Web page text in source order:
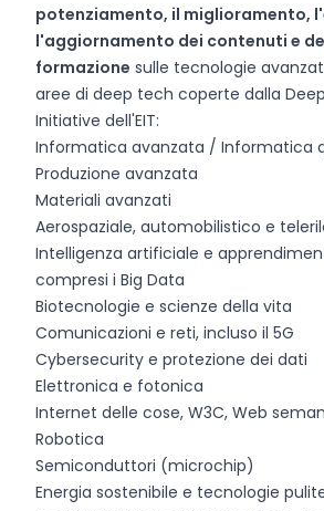
potenziamento, il miglioramento,
l'aggiornamento dei contenuti e
formazione sulle tecnologie
aree di deep tech coperte dalla
Initiative dell'EIT:
Informatica avanzata / Informatica
Produzione avanzata
Materiali avanzati
Aerospaziale, automobilistico e
Intelligenza artificiale e
compresi i Big Data
Biotecnologie e scienze della vita
Comunicazioni e reti, incluso il 5G
Cybersecurity e protezione dei dati
Elettronica e fotonica
Internet delle cose, W3C, Web
Robotica
Semiconduttori (microchip)
Energia sostenibile e tecnologie